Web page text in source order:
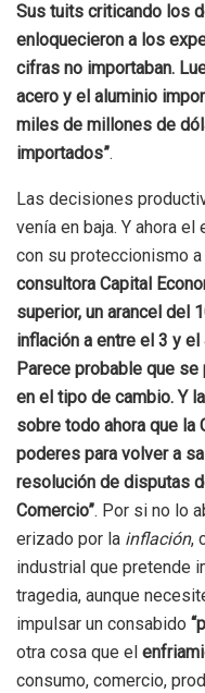
Sus tuits criticando los
enloquecieron a los
cifras no importaban.
acero y el aluminio
miles de millones de
importados”.
Las decisiones
venía en baja. Y ahora
con su proteccionismo
consultora Capital
superior, un arancel del
inflación a entre el 3 y
Parece probable que
en el tipo de cambio. Y
sobre todo ahora que la
poderes para volver a
resolución de disputas
Comercio”. Por si no lo
erizado por la inflación,
industrial que pretende
tragedia, aunque
impulsar un consabido
otra cosa que el
consumo, comercio,